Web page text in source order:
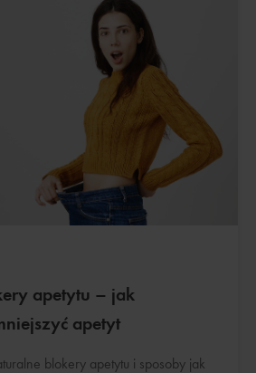
apetytu – jak
apetyt
blokery apetytu i sposoby jak